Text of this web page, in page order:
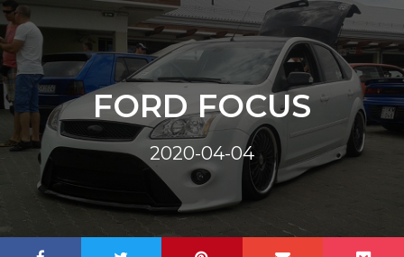
FORD FOCUS
2020-04-04